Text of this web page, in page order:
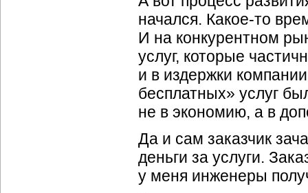
начался. Какое-то
И на конкурентном
услуг, которые
и в издержки
бесплатных» услуг
не в экономию, а в
Да и сам заказчик
деньги за услуги.
у меня инженеры